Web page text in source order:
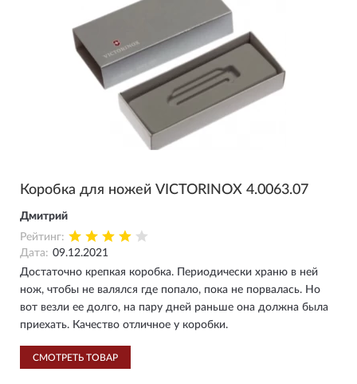
Коробка для ножей VICTORINOX 4.0063.07
Дмитрий
Рейтинг:
Дата: 09.12.2021
Достаточно крепкая коробка. Периодически храню в ней
нож, чтобы не валялся где попало, пока не порвалась. Но
вот везли ее долго, на пару дней раньше она должна была
приехать. Качество отличное у коробки.
СМОТРЕТЬ ТОВАР